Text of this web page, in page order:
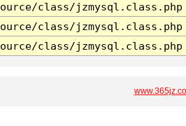
class/jzmysql.class.php
class/jzmysql.class.php
class/jzmysql.class.php